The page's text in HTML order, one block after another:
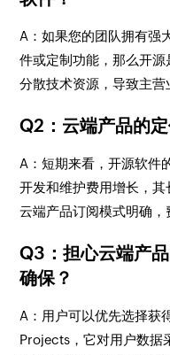
A：如果您的团队拥有强
件或定制功能，那么开
分散技术资源，导致主营
Q2：云端产品的
A：短期来看，开源软件
开发和维护费用增长，
云端产品订阅模式明确，
Q3：担心云端产
确保？
A：用户可以优先选择获
Projects，它对用户数据